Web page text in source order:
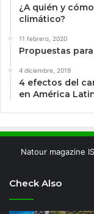
¿A quién y
climático?
11 febrero, 2020
Propuestas
4 diciembre, 2019
4 efectos del
en América
Natour magazine
Check Also